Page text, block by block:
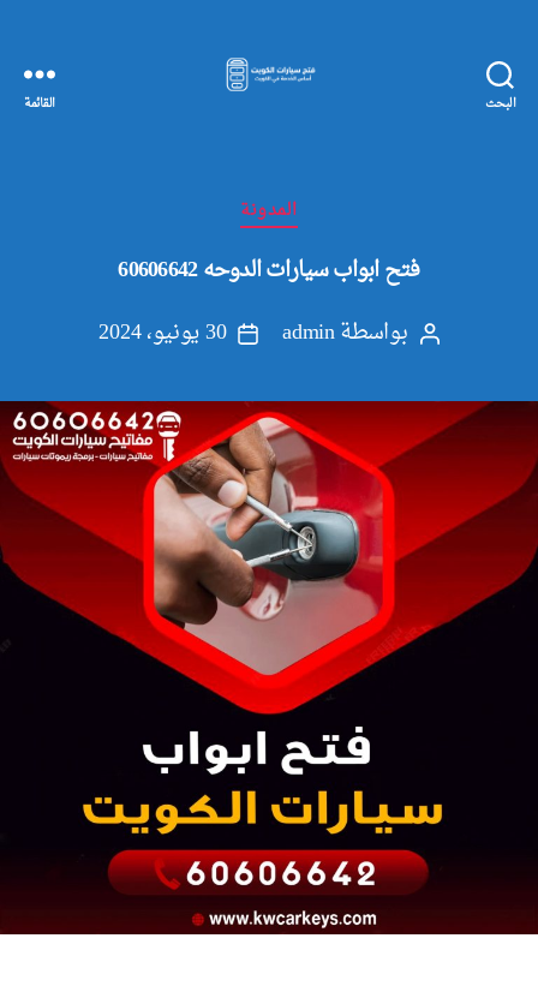
البحث
الكويت
القائمة
التصنيفاتالمدونة
فتح ابواب سيارات الدوحه 60606642
كاتببواسطةadmin
تاريخ
30 يونيو، 2024